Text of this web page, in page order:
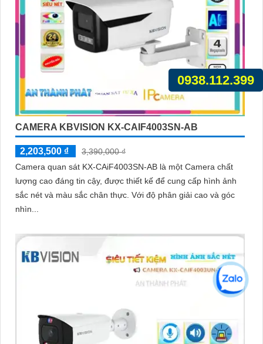
CAMERA KBVISION KX-CAIF4003SN-AB
2,203,500 ₫
3,390,000 ₫
Camera quan sát KX-CAiF4003SN-AB là một Camera chất
lượng cao đáng tin cậy, được thiết kế để cung cấp hình ảnh
sắc nét và màu sắc chân thực. Với độ phân giải cao và góc
nhìn...
0938.112.399